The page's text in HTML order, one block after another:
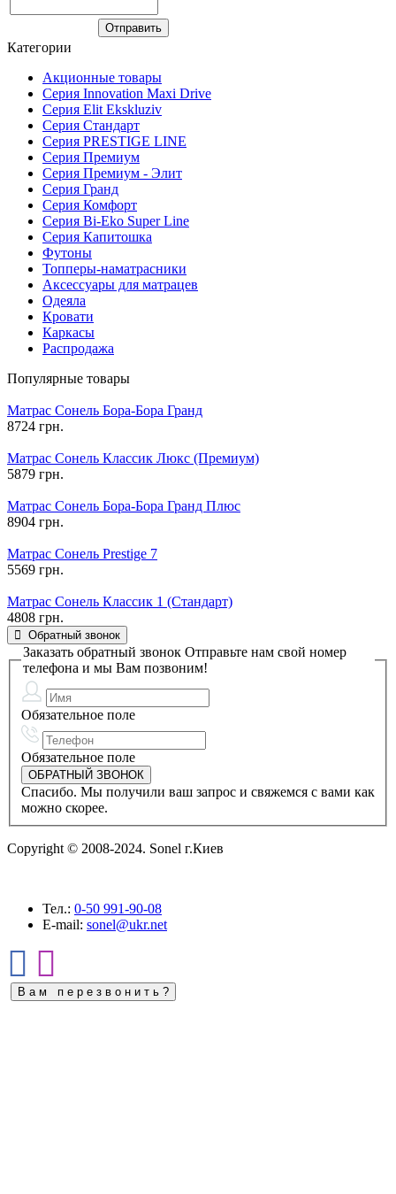
Категории
Акционные товары
Серия Innovation Maxi Drive
Серия Elit Ekskluziv
Серия Стандарт
Серия PRESTIGE LINE
Серия Премиум
Серия Премиум - Элит
Серия Гранд
Серия Комфорт
Серия Bi-Eko Super Line
Серия Капитошка
Футоны
Топперы-наматрасники
Аксессуары для матрацев
Одеяла
Кровати
Каркасы
Распродажа
Популярные товары
Матрас Сонель Бора-Бора Гранд
8724 грн.
Матрас Сонель Классик Люкс (Премиум)
5879 грн.
Матрас Сонель Бора-Бора Гранд Плюс
8904 грн.
Матрас Сонель Prestige 7
5569 грн.
Матрас Сонель Классик 1 (Стандарт)
4808 грн.
Обратный звонок
Заказать обратный звонок Отправьте нам свой номер
телефона и мы Вам позвоним!
Обязательное поле
Обязательное поле
Спасибо. Мы получили ваш запрос и свяжемся с вами как
можно скорее.
Copyright © 2008-2024. Sonel г.Киев
Тел.: 0-50 991-90-08
E-mail: sonel@ukr.net
В а м п е р е з в о н и т ь ?